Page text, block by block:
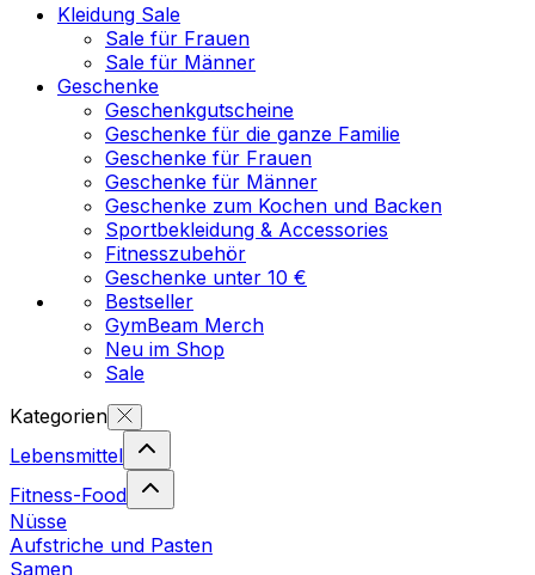
Kleidung Sale
Sale für Frauen
Sale für Männer
Geschenke
Geschenkgutscheine
Geschenke für die ganze Familie
Geschenke für Frauen
Geschenke für Männer
Geschenke zum Kochen und Backen
Sportbekleidung & Accessories
Fitnesszubehör
Geschenke unter 10 €
Bestseller
GymBeam Merch
Neu im Shop
Sale
Kategorien
Lebensmittel
Fitness-Food
Nüsse
Aufstriche und Pasten
Samen